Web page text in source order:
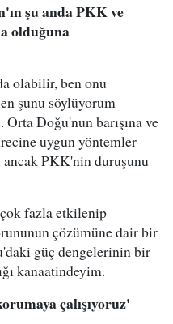
şu anda PKK ve
olduğuna
olabilir, ben onu
şunu söylüyorum
Doğu'nun barışına ve
uygun yöntemler
PKK'nin duruşunu
fazla etkilenip
çözümüne dair bir
güç dengelerinin bir
kanaatindeyim.
çalışıyoruz'